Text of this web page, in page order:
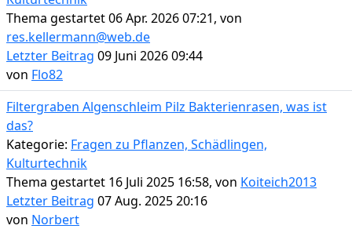
Thema gestartet 06 Apr. 2026 07:21, von
res.kellermann@web.de
Letzter Beitrag 09 Juni 2026 09:44
von Flo82
Filtergraben Algenschleim Pilz Bakterienrasen, was ist
das?
Kategorie: Fragen zu Pflanzen, Schädlingen,
Kulturtechnik
Thema gestartet 16 Juli 2025 16:58, von Koiteich2013
Letzter Beitrag 07 Aug. 2025 20:16
von Norbert